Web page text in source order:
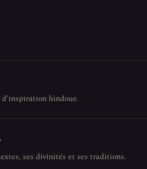
hindoue.
ses divinités et ses traditions.